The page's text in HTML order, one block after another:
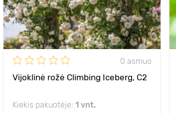
0 asmuo
Vijoklinė rožė Climbing Iceberg, C2
Kiekis pakuotėje: 1 vnt.